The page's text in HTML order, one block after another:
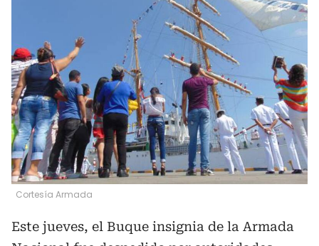
Cortesía Armada
Este jueves, el Buque insignia de la Armada